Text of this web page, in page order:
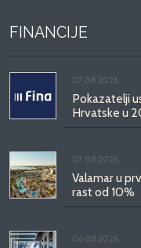
FINANCIJE
07.08.2026.
Pokazatelji
Hrvatske u
07.08.2026.
Valamar u
rast od 10%
06.08.2026.